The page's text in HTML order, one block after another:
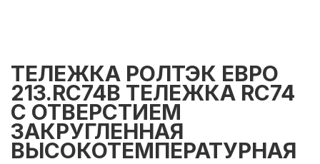
ТЕЛЕЖКА РОЛТЭК ЕВРО
213.RC74В ТЕЛЕЖКА RC74
С ОТВЕРСТИЕМ
ЗАКРУГЛЕННАЯ
ВЫСОКОТЕМПЕРАТУРНАЯ